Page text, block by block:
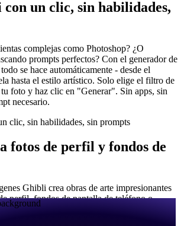
un clic, sin habilidades,
complejas como Photoshop? ¿O
prompts perfectos? Con el generador de
se hace automáticamente - desde el
hasta el estilo artístico. Solo elige el filtro de
foto y haz clic en "Generar". Sin apps, sin
necesario.
fotos de perfil y fondos de
Ghibli crea obras de arte impresionantes
perfil, fondos de pantalla de teléfono o
sociales. Con salida de alta resolución, tus
se verán nítidas y hermosas en cualquier